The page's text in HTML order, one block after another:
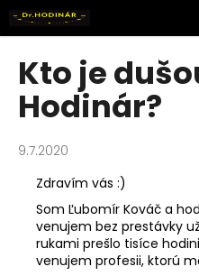
obsah
Kto je
Hodinár?
9.7.2020
Zdravím vás :)
Som Ľubomír Kováč a
venujem bez prestávky
rukami prešlo tisíce
venujem profesii, ktorú
K
o
Č
o
p